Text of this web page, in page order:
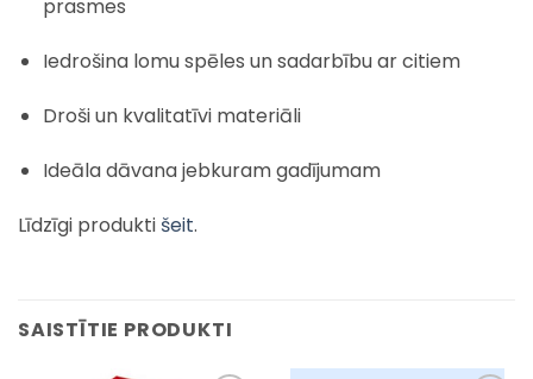
prasmes
Iedrošina lomu spēles un sadarbību ar citiem
Droši un kvalitatīvi materiāli
Ideāla dāvana jebkuram gadījumam
Līdzīgi produkti šeit.
SAISTĪTIE PRODUKTI